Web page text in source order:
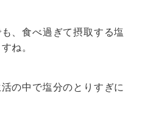
、食べ過ぎて摂取する塩
ね。
の中で塩分のとりすぎに